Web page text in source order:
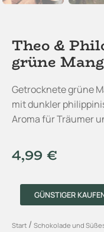
Theo &
grüne
Getrocknete grüne
mit dunkler
Aroma für Träumer
4,99 €
GÜNSTIGER
Start / Schokolade und